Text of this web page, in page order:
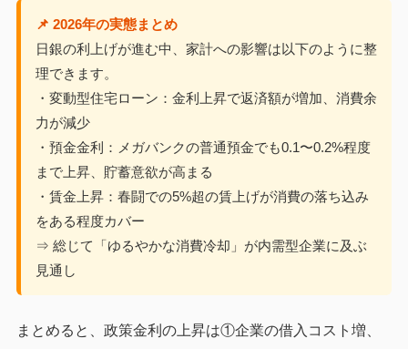
📌 2026年の実態まとめ
日銀の利上げが進む中、家計への影響は以下のように整
理できます。
・変動型住宅ローン：金利上昇で返済額が増加、消費余
力が減少
・預金金利：メガバンクの普通預金でも0.1〜0.2%程度
まで上昇、貯蓄意欲が高まる
・賃金上昇：春闘での5%超の賃上げが消費の落ち込み
をある程度カバー
⇒ 総じて「ゆるやかな消費冷却」が内需型企業に及ぶ
見通し
まとめると、政策金利の上昇は①企業の借入コスト増、